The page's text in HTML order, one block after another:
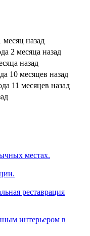
месяц назад
2 месяца назад
назад
10 месяцев назад
11 месяцев назад
местах.
реставрация
интерьером в